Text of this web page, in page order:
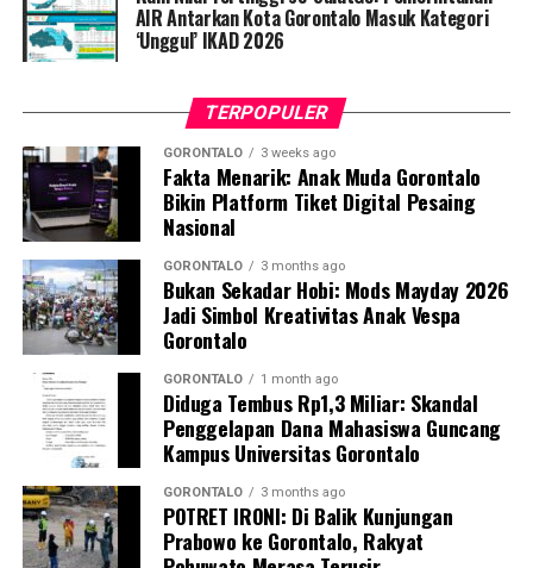
Gorontalo Kota guna menjalani proses hukum lebih
lanjut.
AIR Antarkan Kota Gorontalo Masuk Kategori
‘Unggul’ IKAD 2026
TERPOPULER
GORONTALO 3 weeks ago
Fakta Menarik: Anak Muda Gorontalo
Bikin Platform Tiket Digital Pesaing
Nasional
GORONTALO 3 months ago
Bukan Sekadar Hobi: Mods Mayday 2026
Jadi Simbol Kreativitas Anak Vespa
Gorontalo
GORONTALO 1 month ago
Diduga Tembus Rp1,3 Miliar: Skandal
Penggelapan Dana Mahasiswa Guncang
Kampus Universitas Gorontalo
GORONTALO 3 months ago
POTRET IRONI: Di Balik Kunjungan
Prabowo ke Gorontalo, Rakyat